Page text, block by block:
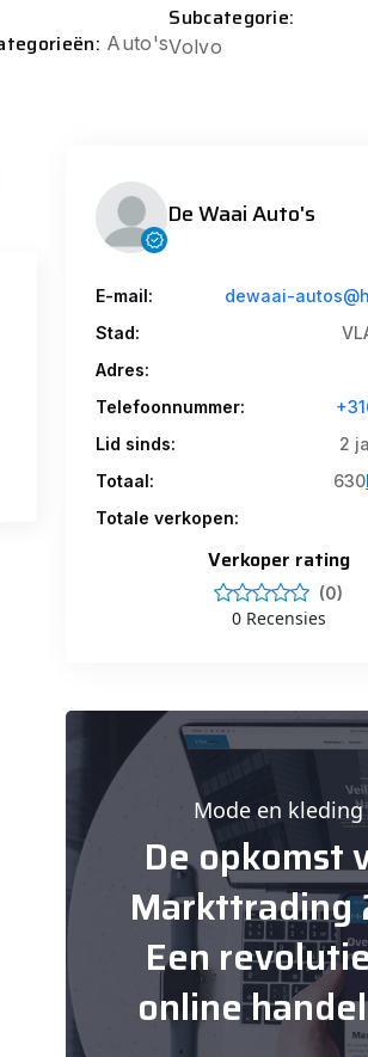
Auto's
Subcategorie:
Volvo
De Waai Auto's
E-mail:
dewaai-
Stad:
Adres:
Telefoonnummer:
Lid sinds:
2
Totaal:
630
Totale verkopen:
Verkoper rating
(0)
0 Recensies
Mode en kleding
De opkomst
Markttrading
Een
online